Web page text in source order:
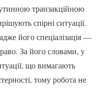
транзакційною
спірні ситуації.
його спеціалізація —
За його словами, у
що вимагають
тому робота не